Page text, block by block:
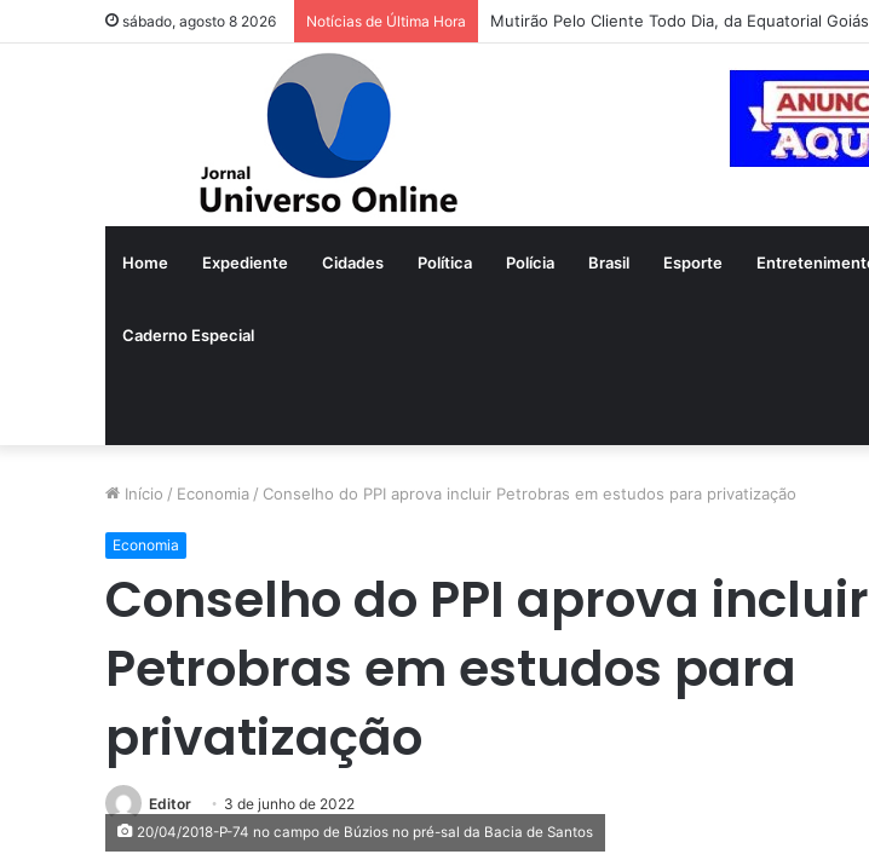
sábado, agosto 8 2026 Notícias de Última Hora Mutirão Pelo Cliente Todo Dia, da Equatorial
Home Expediente Cidades Política Polícia Brasil Esporte
Caderno Especial
Início / Economia / Conselho do PPI aprova incluir Petrobras em estudos para privatização
Economia
Conselho do PPI aprova incluir
Petrobras em estudos para
privatização
Editor 3 de junho de 2022
20/04/2018-P-74 no campo de Búzios no pré-sal da Bacia de Santos